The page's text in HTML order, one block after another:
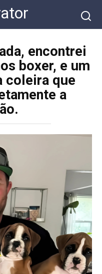
encontrei
boxer, e um
coleira que
a